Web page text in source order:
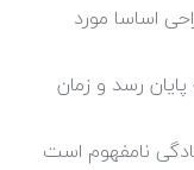
اساسا مورد
رسد و زمان
نامفهوم است